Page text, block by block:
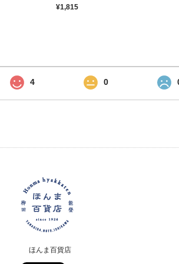
¥1,815
4 0
ほんま百貨店